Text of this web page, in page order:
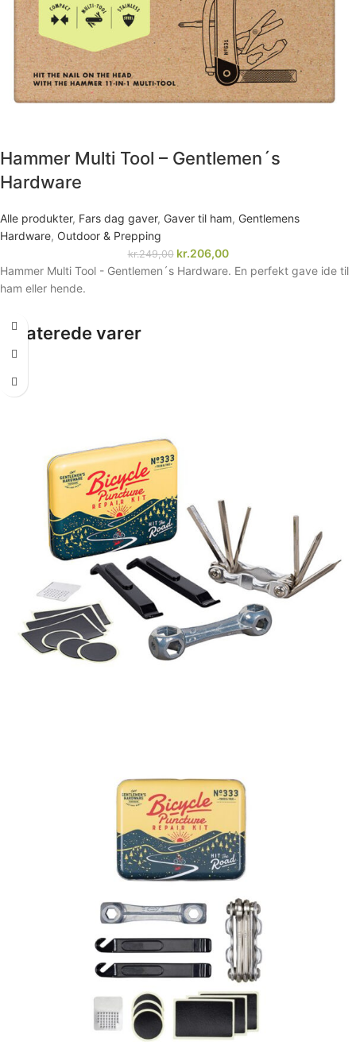
Hammer Multi Tool – Gentlemen´s
Hardware
Alle produkter, Fars dag gaver, Gaver til ham, Gentlemens
Hardware, Outdoor & Prepping
kr.249,00 kr.206,00
Hammer Multi Tool - Gentlemen´s Hardware. En perfekt gave ide til
ham eller hende.
Relaterede varer